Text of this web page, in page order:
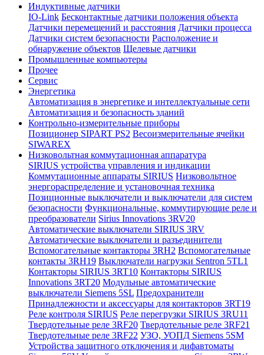
Индуктивные датчики
IO-Link Бесконтактные датчики положения объекта
Датчики перемещений и расстояния Датчики процесса
Датчики систем безопасности Расположение и
обнаружение объектов Щелевые датчики
Промышленные компьютеры
Прочее
Сервис
Энергетика
Автоматизация в энергетике и интеллектуальные сети
Автоматизация и безопасность зданий
Контрольно-измерительные приборы
Позиционер SIPART PS2 Весоизмерительные ячейки
SIWAREX
Низковольтная коммутационная аппаратура
SIRIUS устройства управления и индикации
Коммутационные аппараты SIRIUS Низковольтное
энергораспределение и установочная техника
Позиционные выключатели и выключатели для систем
безопасности Функциональные, коммутирующие реле и
преобразователи Sirius Innovations 3RV20
Автоматические выключатели SIRIUS 3RV
Автоматические выключатели и разъединители
Вспомогательные контакторы 3RH2 Вспомогательные
контакты 3RH19 Выключатели нагрузки Sentron 5TL1
Контакторы SIRIUS 3RT10 Контакторы SIRIUS
Innovations 3RT20 Модульные автоматические
выключатели Siemens 5SL Предохранители
Принадлежности и аксессуары для контакторов 3RT19
Реле контроля SIRIUS Реле перегрузки SIRIUS 3RU11
Твердотельные реле 3RF20 Твердотельные реле 3RF21
Твердотельные реле 3RF22 УЗО, УОПД Siemens 5SM
Устройства защитного отключения и дифавтоматы